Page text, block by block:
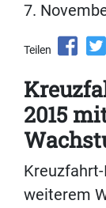
7.
Teilen
2015
weiterem